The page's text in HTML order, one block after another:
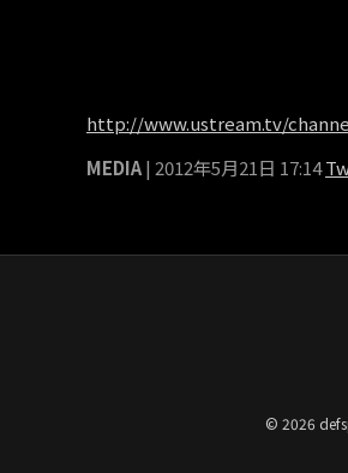
http://www.ustream.tv/
MEDIA| 2012年5月21日 17:14
© 2026